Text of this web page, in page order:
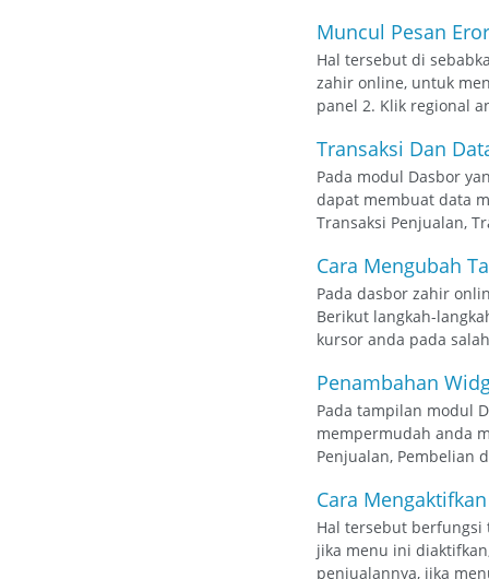
Muncul Pesan
Hal tersebut di
zahir online, untuk
panel 2. Klik regional
Transaksi Dan
Pada modul Dasbor
dapat membuat data
Transaksi Penjualan,
Cara Mengubah
Pada dasbor zahir
Berikut langkah-
kursor anda pada
Penambahan
Pada tampilan modul
mempermudah anda
Penjualan, Pembelian
Cara
Hal tersebut berfungsi
jika menu ini
penjualannya, jika